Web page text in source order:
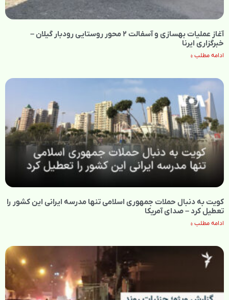
آغاز عملیات بهسازی و آسفالت ۲ محور روستایی رودبار گیلان –
خبرگزاری ایرنا
ادامه مطلب »
کویت به دنبال حملات جمهوری اسلامی تنها مدرسه ایرانی این کشور را
تعطیل کرد – صدای آمریکا
ادامه مطلب »